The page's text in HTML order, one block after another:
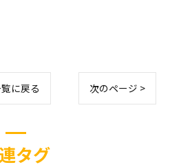
に戻る 次のページ >
タグ